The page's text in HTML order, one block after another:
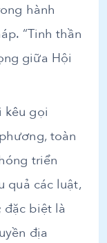
hành
“Tinh thần
giữa Hội
kêu gọi
toàn
triển
quả các luật,
đặc biệt là
địa